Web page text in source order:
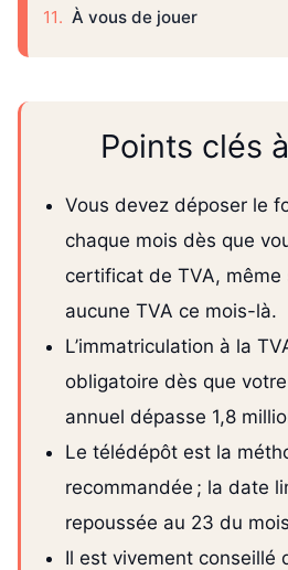
À vous de jouer
Points clés
Vous devez déposer le
chaque mois dès que
certificat de TVA, même
aucune TVA ce mois-là.
L’immatriculation à la
obligatoire dès que
annuel dépasse 1,8
Le télédépôt est la
recommandée ; la date
repoussée au 23 du
Il est vivement conseillé